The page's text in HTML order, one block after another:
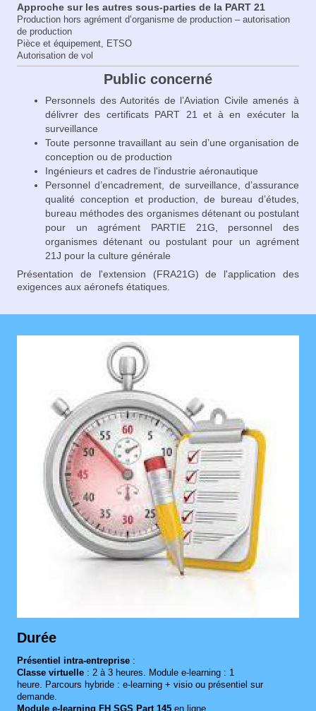
Approche sur les autres sous-parties de la PART 21
Production hors agrément d’organisme de production – autorisation
de production
Pièce et équipement, ETSO
Autorisation de vol
Public concerné
Personnels des Autorités de l’Aviation Civile amenés à
délivrer des certificats PART 21 et à en exécuter la
surveillance
Toute personne travaillant au sein d’une organisation de
conception ou de production
Ingénieurs et cadres de l'industrie aéronautique
Personnel d’encadrement, de surveillance, d’assurance
qualité conception et production, de bureau d’études,
bureau méthodes des organismes détenant ou postulant
pour un agrément PARTIE 21G, personnel des
organismes détenant ou postulant pour un agrément
21J pour la culture générale
Présentation de l'extension (FRA21G) de l'application des
exigences aux aéronefs étatiques.
Durée
Présentiel intra‑entreprise :
Classe virtuelle : 2 à 3 heures. Module e‑learning : 1
heure. Parcours hybride : e‑learning + visio ou présentiel sur
demande.
Module e‑learning FH SGS Part 145 en ligne